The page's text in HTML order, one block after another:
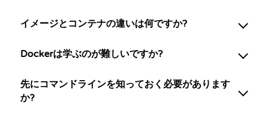
イメージとコンテナの違いは何ですか?
Dockerは学ぶのが難しいですか?
先にコマンドラインを知っておく必要があります
か?